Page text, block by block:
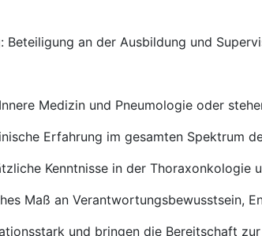
Beteiligung an der Ausbildung und
Medizin und Pneumologie oder
Erfahrung im gesamten Spektrum
Kenntnisse in der
Maß an Verantwortungsbewusstsein,
und bringen die Bereitschaft